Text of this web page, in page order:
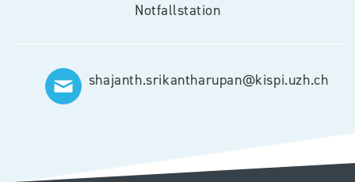
Notfallstation
shajanth.srikantharupan@kispi.uzh.ch